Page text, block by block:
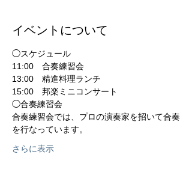
イベントについて
◯スケジュール
11:00　合奏練習会
13:00　精進料理ランチ
15:00　邦楽ミニコンサート
◯合奏練習会
合奏練習会では、プロの演奏家を招いて合奏
を行なっています。
さらに表示